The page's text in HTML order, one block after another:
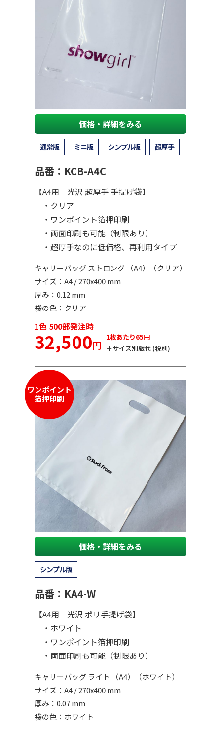
価格・詳細をみる
通常版 ミニ版 シンプル版 超厚手
品番：KCB-A4C
【A4用 光沢 超厚手 手提げ袋】
・クリア
・ワンポイント箔押印刷
・両面印刷も可能（制限あり）
・超厚手なのに低価格、再利用タイプ
キャリーバッグ ストロング （A4）（クリア）
サイズ：A4 / 270x400 mm
厚み：0.12 mm
袋の色：クリア
1色 500部発注時
32,500円
1枚あたり65円
＋サイズ別版代 (税別)
ワンポイント
箔押印刷
価格・詳細をみる
シンプル版
品番：KA4-W
【A4用 光沢 ポリ手提げ袋】
・ホワイト
・ワンポイント箔押印刷
・両面印刷も可能（制限あり）
キャリーバッグ ライト （A4）（ホワイト）
サイズ：A4 / 270x400 mm
厚み：0.07 mm
袋の色：ホワイト